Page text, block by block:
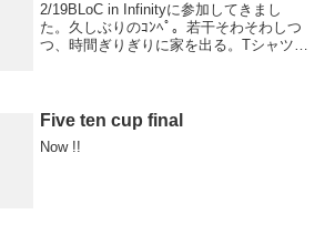
2/19BLoC in Infinityに参加してきまし
た。久しぶりのｺﾝﾍﾟ。若干そわそわしつ
つ、時間ぎりぎりに家を出る。Tシャツ忘
Five ten cup final
Now !!